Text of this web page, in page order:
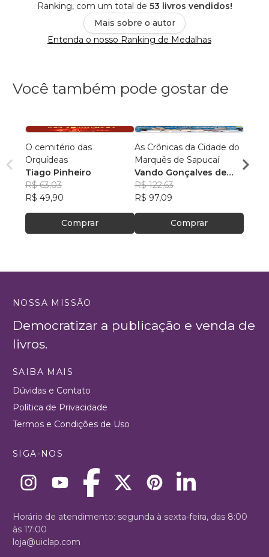
Ranking, com um total de 53 livros vendidos!
Mais sobre o autor
Entenda o nosso Ranking de Medalhas
Você também pode gostar de
O cemitério das
Orquídeas
Tiago Pinheiro
R$ 63,03
R$ 49,90
Comprar
As Crônicas da Cidade do
Marquês de Sapucaí
Vando Gonçalves de
Araújo
R$ 122,63
R$ 97,09
Comprar
Noar
NOSSA MISSÃO
Democratizar a publicação e venda de
livros.
SAIBA MAIS
Dúvidas e Contato
Política de Privacidade
Termos e Condições de Uso
SIGA-NOS
Horário de atendimento: segunda à sexta-feira, das 8:00
às 17:00
loja@uiclap.com